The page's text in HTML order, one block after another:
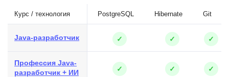
Курс / технология PostgreSQL Hibernate Git
Java-разработчик ✓ ✓ ✓
Профессия Java-
разработчик + ИИ
✓ ✓ ✓